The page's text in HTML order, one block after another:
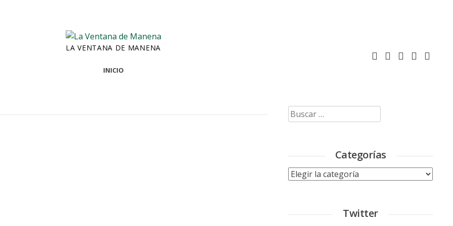
LA VENTANA DE MANENA
INICIO
Buscar:
Categorías
Categorías
Twitter